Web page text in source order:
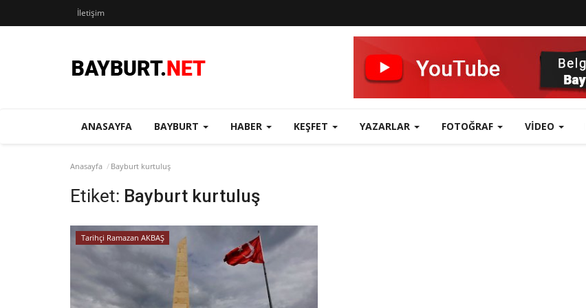
İletişim
ANASAYFA BAYBURT HABER KEŞFET YAZARLAR FOTOĞRAF VIDEO
Anasayfa Bayburt kurtuluş
Etiket: Bayburt kurtuluş
Tarihçi Ramazan AKBAŞ